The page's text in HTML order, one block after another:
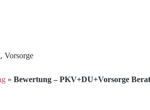
, Vorsorge
» Bewertung – PKV+DU+Vorsorge